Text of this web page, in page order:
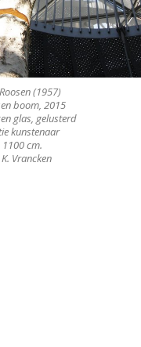
(1957)
boom, 2015
glas, gelusterd
kunstenaar
1100 cm.
Vrancken